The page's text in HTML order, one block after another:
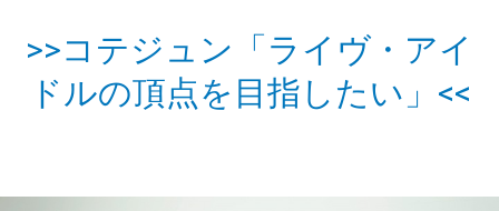
>>コテジュン「ライヴ・アイ
ドルの頂点を目指したい」<<